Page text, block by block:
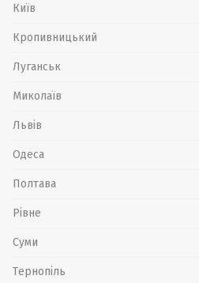
Київ
Кропивницький
Луганськ
Миколаїв
Львів
Одеса
Полтава
Рівне
Суми
Тернопіль